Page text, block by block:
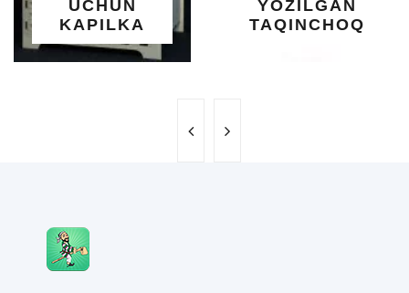
YOZILGAN
TAQINCHOQ